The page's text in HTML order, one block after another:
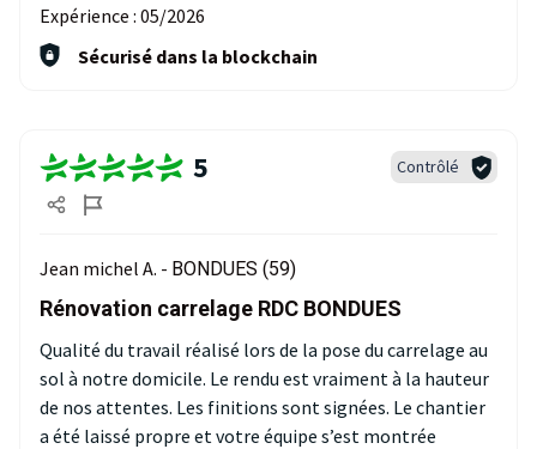
Expérience : 05/2026
Sécurisé dans la blockchain
5 Contrôlé
Jean michel A. - BONDUES (59)
Rénovation carrelage RDC BONDUES
Qualité du travail réalisé lors de la pose du carrelage au
sol à notre domicile. Le rendu est vraiment à la hauteur
de nos attentes. Les finitions sont signées. Le chantier
a été laissé propre et votre équipe s’est montrée